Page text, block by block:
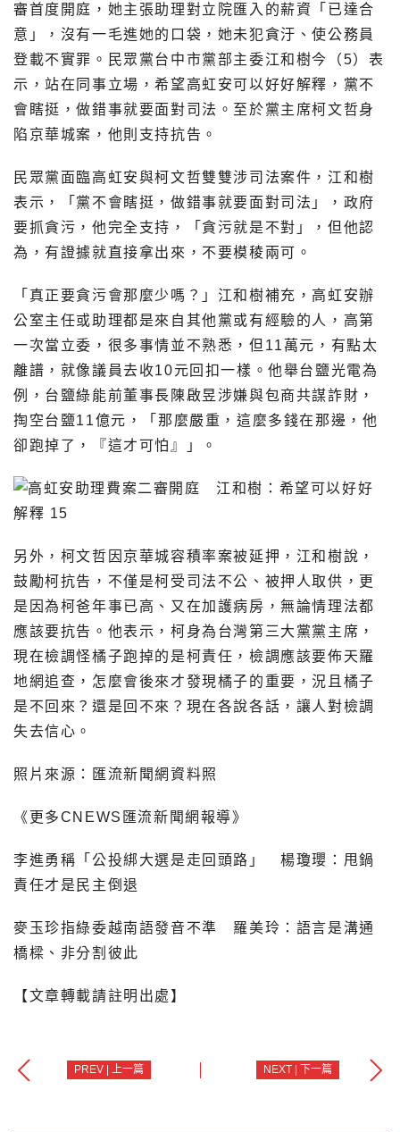
審首度開庭，她主張助理對立院匯入的薪資「已達合
意」，沒有一毛進她的口袋，她未犯貪汙、使公務員
登載不實罪。民眾黨台中市黨部主委江和樹今（5）表
示，站在同事立場，希望高虹安可以好好解釋，黨不
會瞎挺，做錯事就要面對司法。至於黨主席柯文哲身
陷京華城案，他則支持抗告。
民眾黨面臨高虹安與柯文哲雙雙涉司法案件，江和樹
表示，「黨不會瞎挺，做錯事就要面對司法」，政府
要抓貪污，他完全支持，「貪污就是不對」，但他認
為，有證據就直接拿出來，不要模稜兩可。
「真正要貪污會那麼少嗎？」江和樹補充，高虹安辦
公室主任或助理都是來自其他黨或有經驗的人，高第
一次當立委，很多事情並不熟悉，但11萬元，有點太
離譜，就像議員去收10元回扣一樣。他舉台鹽光電為
例，台鹽綠能前董事長陳啟昱涉嫌與包商共謀詐財，
掏空台鹽11億元，「那麼嚴重，這麼多錢在那邊，他
卻跑掉了，『這才可怕』」。
另外，柯文哲因京華城容積率案被延押，江和樹說，
鼓勵柯抗告，不僅是柯受司法不公、被押人取供，更
是因為柯爸年事已高、又在加護病房，無論情理法都
應該要抗告。他表示，柯身為台灣第三大黨黨主席，
現在檢調怪橘子跑掉的是柯責任，檢調應該要佈天羅
地網追查，怎麼會後來才發現橘子的重要，況且橘子
是不回來？還是回不來？現在各說各話，讓人對檢調
失去信心。
照片來源：匯流新聞網資料照
《更多CNEWS匯流新聞網報導》
李進勇稱「公投綁大選是走回頭路」 楊瓊瓔：甩鍋
責任才是民主倒退
麥玉珍指綠委越南語發音不準 羅美玲：語言是溝通
橋樑、非分割彼此
【文章轉載請註明出處】
PREV | 上一篇 NEXT | 下一篇